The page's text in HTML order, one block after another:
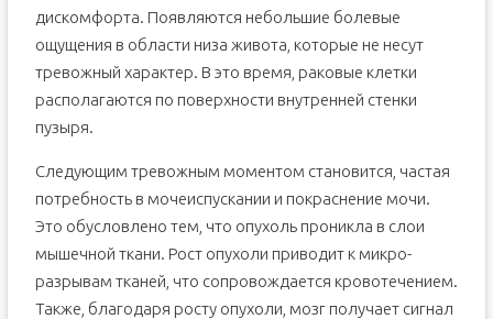
дискомфорта. Появляются небольшие болевые
ощущения в области низа живота, которые не несут
тревожный характер. В это время, раковые клетки
располагаются по поверхности внутренней стенки
пузыря.
Следующим тревожным моментом становится, частая
потребность в мочеиспускании и покраснение мочи.
Это обусловлено тем, что опухоль проникла в слои
мышечной ткани. Рост опухоли приводит к микро-
разрывам тканей, что сопровождается кровотечением.
Также, благодаря росту опухоли, мозг получает сигнал